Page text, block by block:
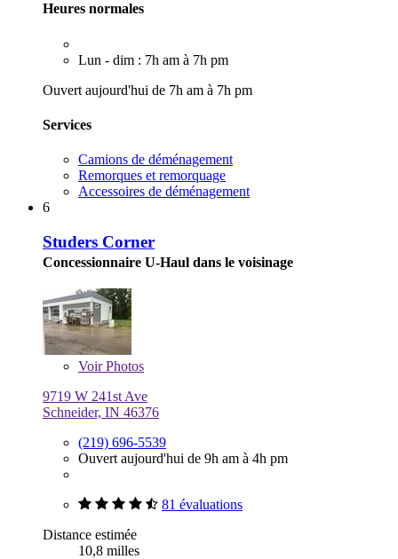
Heures normales
Lun - dim : 7h am à 7h pm
Ouvert aujourd'hui de 7h am à 7h pm
Services
Camions de déménagement
Remorques et remorquage
Accessoires de déménagement
6
Studers Corner
Concessionnaire U-Haul dans le voisinage
VoirPhotos
9719 W 241st Ave
Schneider, IN 46376
(219) 696-5539
Ouvert aujourd'hui de 9h am à 4h pm
81 évaluations
Distance estimée
10,8 milles